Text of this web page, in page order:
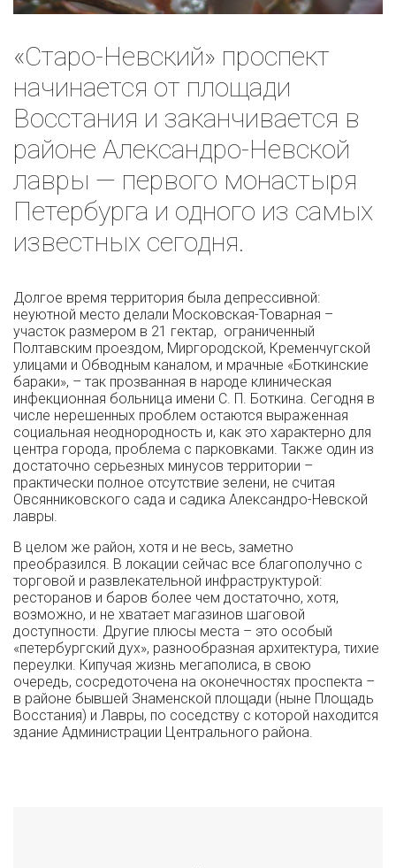
«Старо-Невский» проспект
начинается от площади
Восстания и заканчивается в
районе Александро-Невской
лавры — первого монастыря
Петербурга и одного из самых
известных сегодня.
Долгое время территория была депрессивной:
неуютной место делали Московская-Товарная –
участок размером в 21 гектар, ограниченный
Полтавским проездом, Миргородской, Кременчугской
улицами и Обводным каналом, и мрачные «Боткинские
бараки», – так прозванная в народе клиническая
инфекционная больница имени С. П. Боткина. Сегодня в
числе нерешенных проблем остаются выраженная
социальная неоднородность и, как это характерно для
центра города, проблема с парковками. Также один из
достаточно серьезных минусов территории –
практически полное отсутствие зелени, не считая
Овсянниковского сада и садика Александро-Невской
лавры.
В целом же район, хотя и не весь, заметно
преобразился. В локации сейчас все благополучно с
торговой и развлекательной инфраструктурой:
ресторанов и баров более чем достаточно, хотя,
возможно, и не хватает магазинов шаговой
доступности. Другие плюсы места – это особый
«петербургский дух», разнообразная архитектура, тихие
переулки. Кипучая жизнь мегаполиса, в свою
очередь, сосредоточена на оконечностях проспекта –
в районе бывшей Знаменской площади (ныне Площадь
Восстания) и Лавры, по соседству с которой находится
здание Администрации Центрального района.